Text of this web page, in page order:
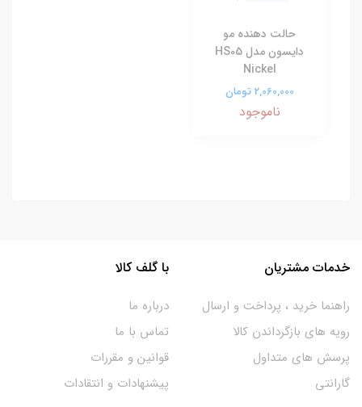
حالت دهنده مو
دایسون مدل HS05
Nickel
2,060,000 تومان
ناموجود
خدمات مشتریان
راهنما خرید ، پرداخت و ارسال
رویه های بازگرداندن کالا
پرسش های متداول
گارانتی
با گلف کالا
درباره ما
تماس با ما
قوانین و مقررات
پیشنهادات و انتقادات